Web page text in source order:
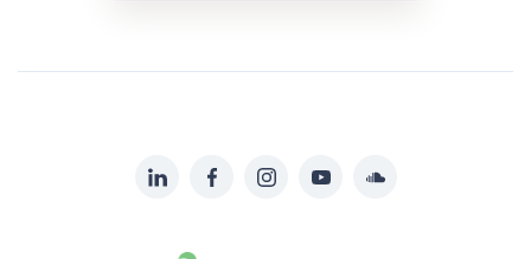
LinkedInFacebookInstagramYouTubeSoundcloud